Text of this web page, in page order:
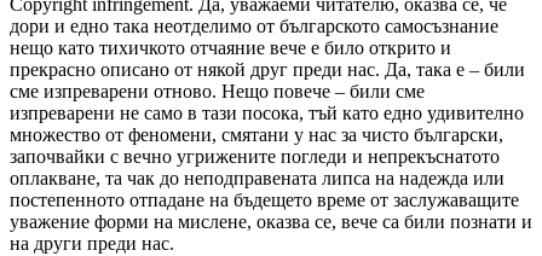
Copyright infringement. Да, уважаеми читателю, оказва се, че
дори и едно така неотделимо от българското самосъзнание
нещо като тихичкото отчаяние вече е било открито и
прекрасно описано от някой друг преди нас. Да, така е – били
сме изпреварени отново. Нещо повече – били сме
изпреварени не само в тази посока, тъй като едно удивително
множество от феномени, смятани у нас за чисто български,
започвайки с вечно угрижените погледи и непрекъснатото
оплакване, та чак до неподправената липса на надежда или
постепенното отпадане на бъдещето време от заслужаващите
уважение форми на мислене, оказва се, вече са били познати и
на други преди нас.